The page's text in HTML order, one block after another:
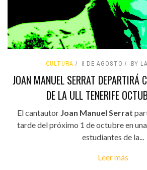
CULTURA 8 DE AGOSTO BY
JOAN MANUEL SERRAT DEPARTIRÁ
DE LA ULL TENERIFE
El cantautor Joan Manuel Serrat
tarde del próximo 1 de octubre en
estudiantes de la...
Leer más